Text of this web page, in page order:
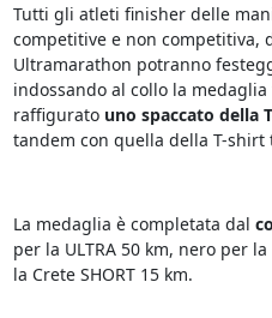
Tutti gli atleti finisher delle
competitive e non competitiva,
Ultramarathon potranno
indossando al collo la
raffigurato uno spaccato della
tandem con quella della T-shirt
La medaglia è completata dal
per la ULTRA 50 km, nero per
la Crete SHORT 15 km.